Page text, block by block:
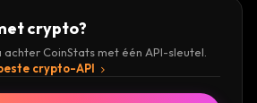
crypto?
CoinStats met één API-sleutel.
crypto-API